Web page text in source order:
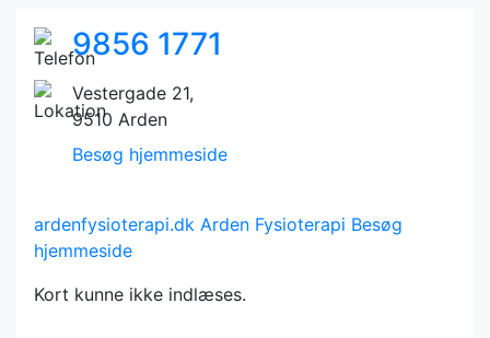
9856 1771
Vestergade 21,
9510 Arden
Besøg hjemmeside
ardenfysioterapi.dk Arden Fysioterapi Besøg
hjemmeside
Kort kunne ikke indlæses.